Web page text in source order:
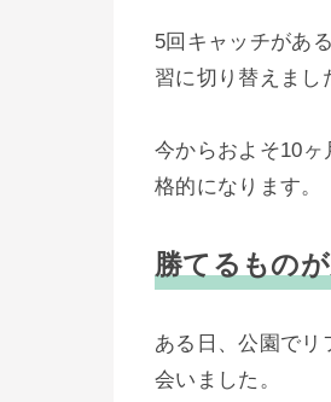
5回キャッチがあ
習に切り替えまし
今からおよそ10
格的になります。
勝てるもの
ある日、公園でリ
会いました。